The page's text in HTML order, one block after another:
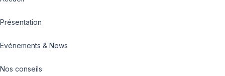
Présentation
Evénements & News
Nos conseils